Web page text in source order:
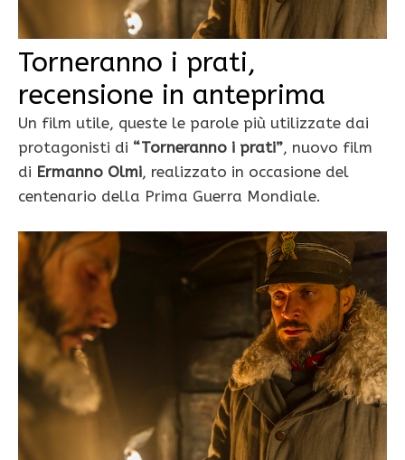
Torneranno i prati,
recensione in anteprima
Un film utile, queste le parole più utilizzate dai
protagonisti di “Torneranno i prati”, nuovo film
di Ermanno Olmi, realizzato in occasione del
centenario della Prima Guerra Mondiale.